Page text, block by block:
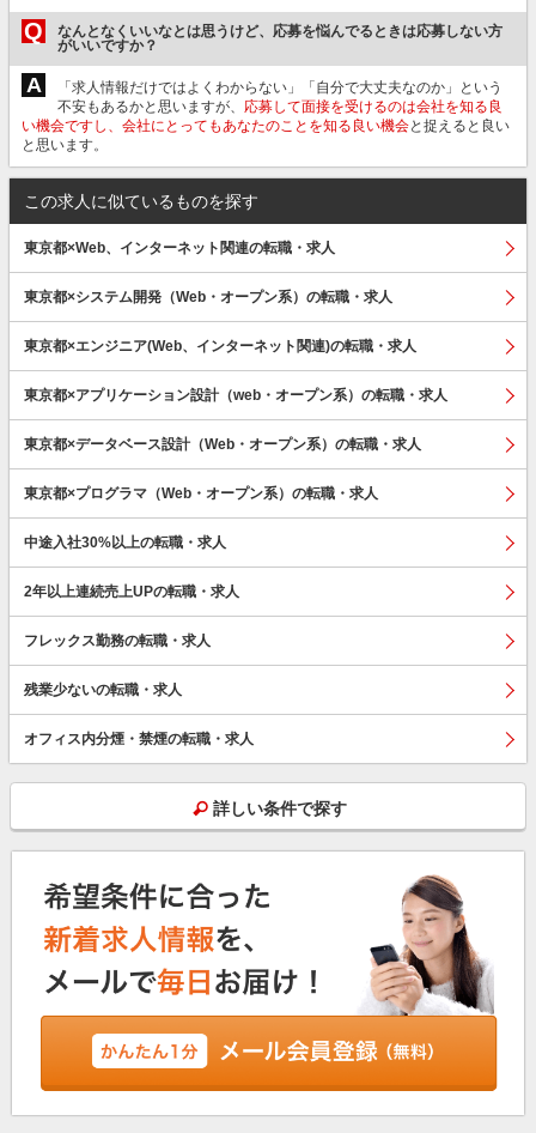
Q
なんとなくいいなとは思うけど、応募を悩んでるときは応募しない方
がいいですか？
A
「求人情報だけではよくわからない」「自分で大丈夫なのか」という
不安もあるかと思いますが、 応募して面接を受けるのは会社を知る良
い機会ですし、会社にとってもあなたのことを知る良い機会と捉えると良い
と思います。
この求人に似ているものを探す
東京都×Web、インターネット関連の転職・求人
東京都×システム開発（Web・オープン系）の転職・求人
東京都×エンジニア(Web、インターネット関連)の転職・求人
東京都×アプリケーション設計（web・オープン系）の転職・求人
東京都×データベース設計（Web・オープン系）の転職・求人
東京都×プログラマ（Web・オープン系）の転職・求人
中途入社30%以上の転職・求人
2年以上連続売上UPの転職・求人
フレックス勤務の転職・求人
残業少ないの転職・求人
オフィス内分煙・禁煙の転職・求人
詳しい条件で探す